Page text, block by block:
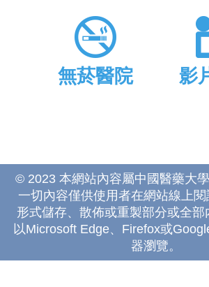
無菸醫院 影
© 2023 本網站內容屬中國醫藥大
一切內容僅供使用者在網站線上
形式儲存、散佈或重製部分或全部
以Microsoft Edge、Firefox或
器瀏覽。